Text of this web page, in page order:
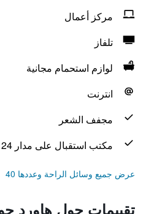
مركز أعمال
تلفاز
لوازم استحمام مجانية
انترنت
مجفف الشعر
مكتب استقبال على مدار 24 ساعة
عرض جميع وسائل الراحة وعددها 40
تقييمات حول هاورد